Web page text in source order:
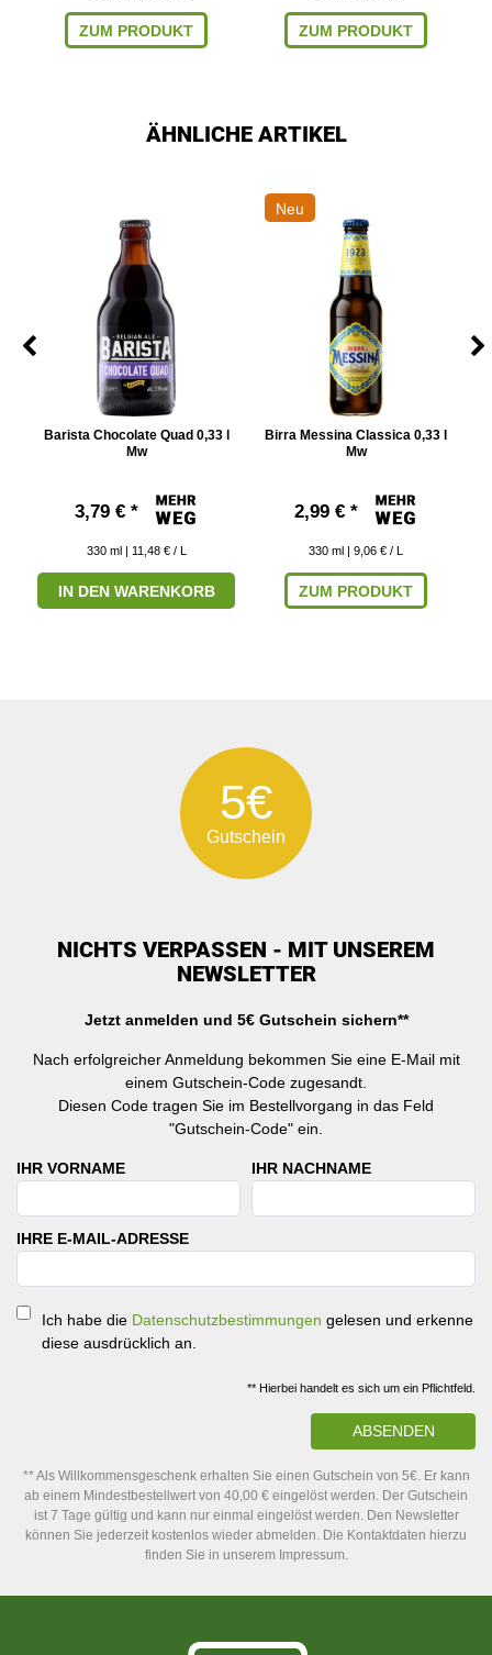
ZUM PRODUKT ZUM PRODUKT
ÄHNLICHE ARTIKEL
Barista Chocolate Quad 0,33 l
Mw
3,79 € *
330 ml | 11,48 € / L
IN DEN WARENKORB
Neu
Birra Messina Classica 0,33 l
Mw
2,99 € *
330 ml | 9,06 € / L
ZUM PRODUKT
5€
Gutschein
NICHTS VERPASSEN - MIT UNSEREM
NEWSLETTER
Jetzt anmelden und 5€ Gutschein sichern**
Nach erfolgreicher Anmeldung bekommen Sie eine E-Mail mit
einem Gutschein-Code zugesandt.
Diesen Code tragen Sie im Bestellvorgang in das Feld
"Gutschein-Code" ein.
IHR VORNAME IHR NACHNAME
IHRE E-MAIL-ADRESSE
Ich habe die Datenschutzbestimmungen gelesen und erkenne
diese ausdrücklich an.
** Hierbei handelt es sich um ein Pflichtfeld.
ABSENDEN
** Als Willkommensgeschenk erhalten Sie einen Gutschein von 5€. Er kann
ab einem Mindestbestellwert von 40,00 € eingelöst werden. Der Gutschein
ist 7 Tage gültig und kann nur einmal eingelöst werden. Den Newsletter
können Sie jederzeit kostenlos wieder abmelden. Die Kontaktdaten hierzu
finden Sie in unserem Impressum.